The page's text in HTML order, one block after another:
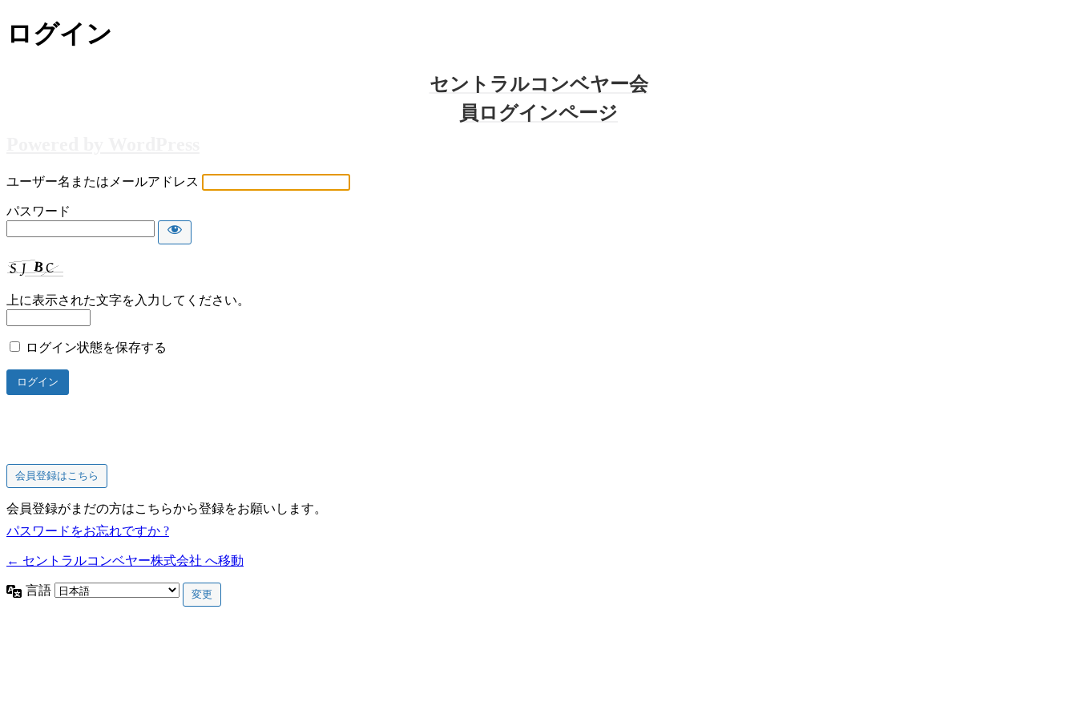
ログイン
ユーザー名またはメールアドレス
パスワード
上に表示された文字を入力してください。
会員登録はこちら
会員登録がまだの方はこちらから登録をお願いします。
ログイン状態を保存する
パスワードをお忘れですか ?
← セントラルコンベヤー株式会社 へ移動
言語